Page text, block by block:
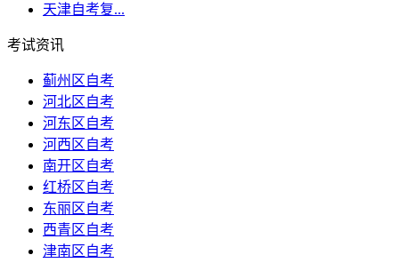
天津自考复...
考试资讯
蓟州区自考
河北区自考
河东区自考
河西区自考
南开区自考
红桥区自考
东丽区自考
西青区自考
津南区自考